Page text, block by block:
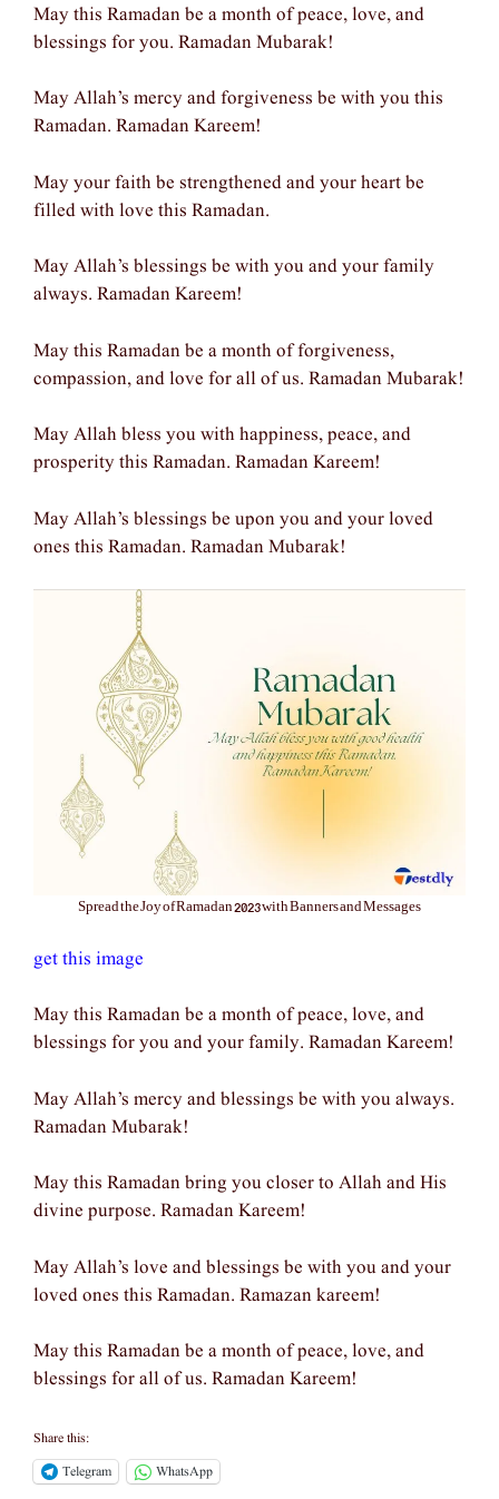
May this Ramadan be a month of peace, love, and
blessings for you. Ramadan Mubarak!
May Allah’s mercy and forgiveness be with you this
Ramadan. Ramadan Kareem!
May your faith be strengthened and your heart be
filled with love this Ramadan.
May Allah’s blessings be with you and your family
always. Ramadan Kareem!
May this Ramadan be a month of forgiveness,
compassion, and love for all of us. Ramadan Mubarak!
May Allah bless you with happiness, peace, and
prosperity this Ramadan. Ramadan Kareem!
May Allah’s blessings be upon you and your loved
ones this Ramadan. Ramadan Mubarak!
Spread the Joy of Ramadan 2023 with Banners and Messages
get this image
May this Ramadan be a month of peace, love, and
blessings for you and your family. Ramadan Kareem!
May Allah’s mercy and blessings be with you always.
Ramadan Mubarak!
May this Ramadan bring you closer to Allah and His
divine purpose. Ramadan Kareem!
May Allah’s love and blessings be with you and your
loved ones this Ramadan. Ramazan kareem!
May this Ramadan be a month of peace, love, and
blessings for all of us. Ramadan Kareem!
Share this:
Telegram
WhatsApp